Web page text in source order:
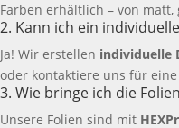
Farben erhältlich – von
2. Kann ich ein
Ja! Wir erstellen individuelle
oder kontaktiere uns für
3. Wie bringe ich die
Unsere Folien sind mit